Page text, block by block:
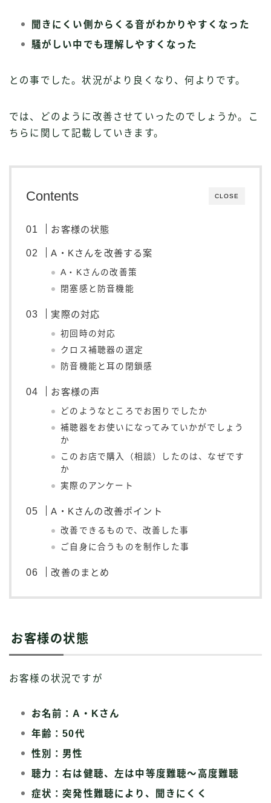
聞きにくい側からくる音がわかりやすくなった
騒がしい中でも理解しやすくなった
との事でした。状況がより良くなり、何よりです。
では、どのように改善させていったのでしょうか。こ
ちらに関して記載していきます。
CLOSE
Contents
お客様の状態
A・Kさんを改善する案
A・Kさんの改善策
閉塞感と防音機能
実際の対応
初回時の対応
クロス補聴器の選定
防音機能と耳の閉鎖感
お客様の声
どのようなところでお困りでしたか
補聴器をお使いになってみていかがでしょう
か
このお店で購入（相談）したのは、なぜです
か
実際のアンケート
A・Kさんの改善ポイント
改善できるもので、改善した事
ご自身に合うものを制作した事
改善のまとめ
お客様の状態
お客様の状況ですが
お名前：A・Kさん
年齢：50代
性別：男性
聴力：右は健聴、左は中等度難聴〜高度難聴
症状：突発性難聴により、聞きにくく